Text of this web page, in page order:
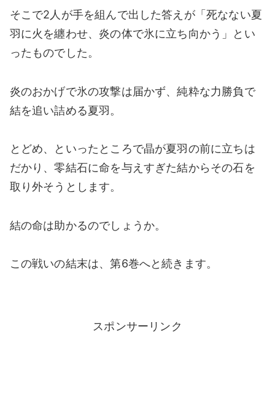
そこで2人が手を組んで出した答えが「死なない夏
羽に火を纏わせ、炎の体で氷に立ち向かう」とい
ったものでした。
炎のおかげで氷の攻撃は届かず、純粋な力勝負で
結を追い詰める夏羽。
とどめ、といったところで晶が夏羽の前に立ちは
だかり、零結石に命を与えすぎた結からその石を
取り外そうとします。
結の命は助かるのでしょうか。
この戦いの結末は、第6巻へと続きます。
スポンサーリンク